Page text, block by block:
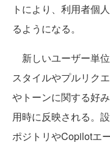
トにより、利用者個
るようになる。
新しいユーザー単
スタイルやプルリク
やトーンに関する好
用時に反映される。
ポジトリやCopilotエ